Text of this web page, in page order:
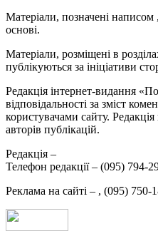
Матеріали, позначені написом
основі.
Матеріали, розміщені в
публікуються за ініціативи
Редакція інтернет-видання
відповідальності за зміст
користувачами сайту.
авторів публікацій.
Редакція –
Телефон редакції – (095) 794-
Реклама на сайті – , (095) 750-